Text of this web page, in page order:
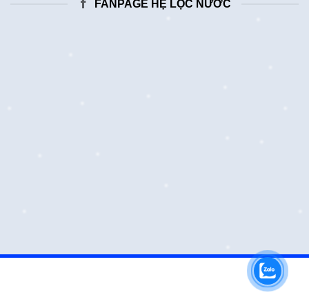
FANPAGE HỆ LỌC NƯỚC